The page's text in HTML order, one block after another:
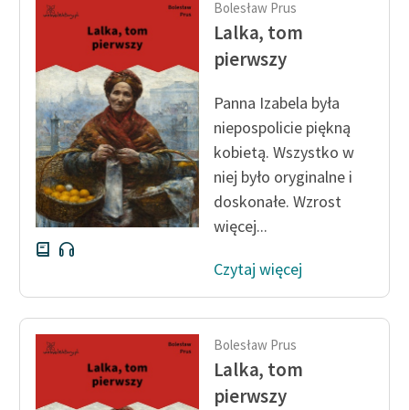
Ręce pełne poezji
Kolekcje edukacyjne
twórców przechodzących
do domeny publicznej,
lektur szkolnych oraz
Starego Testamentu
Odkurzamy bohaterów
Szkoła Poezji Wolnych
Lektur
Kontakt
O projekcie
Bolesław Prus
Lalka, tom
pierwszy
Panna Izabela była
niepospolicie piękną
kobietą. Wszystko w
niej było oryginalne i
doskonałe. Wzrost
więcej...
Czytaj więcej
Bolesław Prus
Lalka, tom
pierwszy